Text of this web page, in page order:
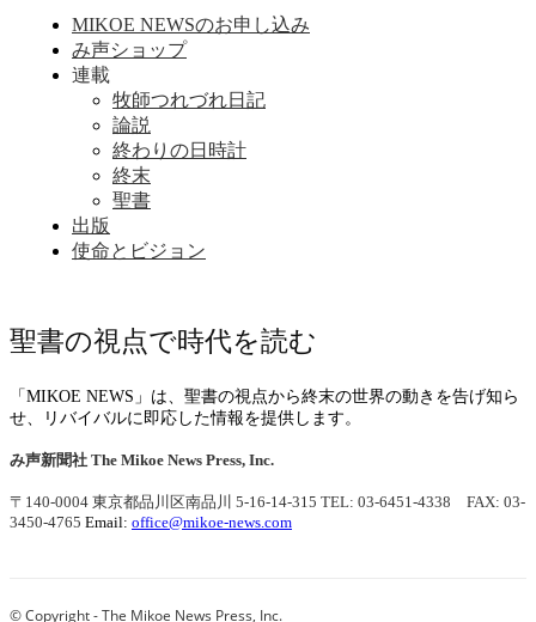
MIKOE NEWSのお申し込み
み声ショップ
連載
牧師つれづれ日記
論説
終わりの日時計
終末
聖書
出版
使命とビジョン
聖書の視点で時代を読む
「MIKOE NEWS」は、聖書の視点から終末の世界の動きを告げ知ら
せ、リバイバルに即応した情報を提供します。
み声新聞社 The Mikoe News Press, Inc.
〒140-0004 東京都品川区南品川 5-16-14-315 TEL: 03-6451-4338 FAX: 03-
3450-4765 Email: office@mikoe-news.com
© Copyright - The Mikoe News Press, Inc.